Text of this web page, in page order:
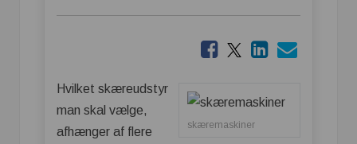
skæremaskiner
Hvilket skæreudstyr
man skal vælge,
afhænger af flere